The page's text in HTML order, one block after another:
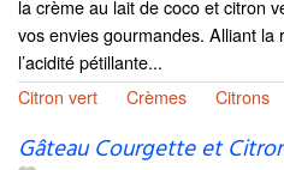
la crème au lait de coco et citron
vos envies gourmandes. Alliant la
l’acidité pétillante...
Citron vert
Crèmes Citrons
Gâteau Courgette et